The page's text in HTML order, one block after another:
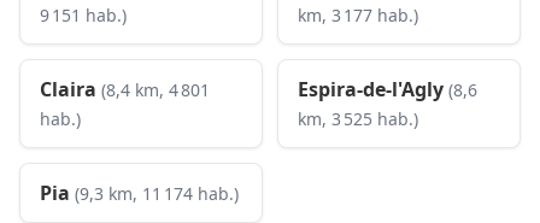
9 151 hab.)
km, 3 177 hab.)
Claira (8,4 km, 4 801
hab.)
Espira-de-l'Agly (8,6
km, 3 525 hab.)
Pia (9,3 km, 11 174 hab.)